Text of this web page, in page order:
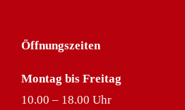
Öffnungszeiten
Montag bis Freitag
10.00 – 18.00 Uhr